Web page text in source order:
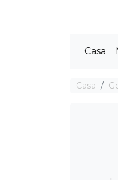
Casa
Casa